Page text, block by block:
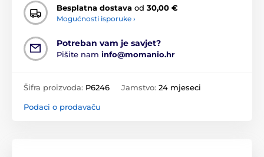
Besplatna dostava od 30,00 €
Mogućnosti isporuke ›
Potreban vam je savjet?
Pišite nam info@momanio.hr
Šifra proizvoda: P6246 Jamstvo: 24 mjeseci
Podaci o prodavaču